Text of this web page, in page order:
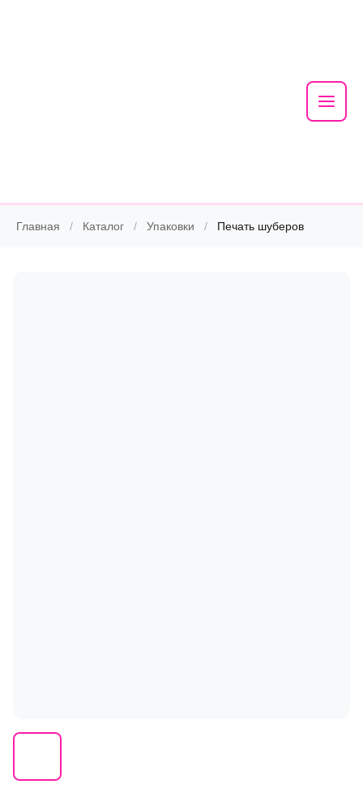
Main
Главная / Каталог / Упаковки / Печать шуберов